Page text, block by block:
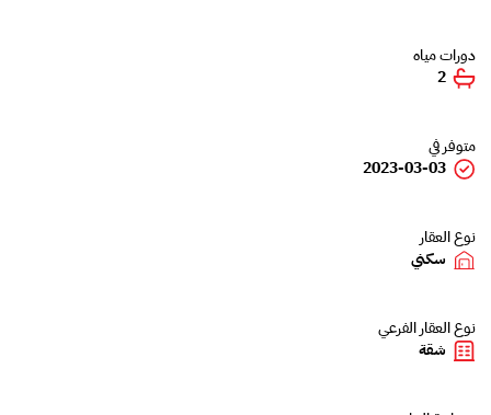
دورات مياه
2
متوفر في
2023-03-03
نوع العقار
سكني
نوع العقار الفرعي
شقة